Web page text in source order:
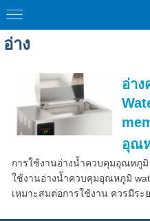
อ่าง
อ่า
อุณ
การใช้งานอ่างน้ำควบคุมอุณหภูมิ
ใช้งานอ่างน้ำควบคุมอุณหภูมิ
เหมาะสมต่อการใช้งาน ควรมีระ